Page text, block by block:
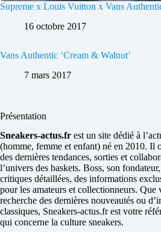
Supreme x Louis Vuitton x Vans
16 octobre 2017
Vans Authentic ‘Cream & Walnut’
7 mars 2017
Présentation
Sneakers-actus.fr est un site dédié à
(homme, femme et enfant) né en 2010. Il
des dernières tendances, sorties et
l’univers des baskets. Boss, son
critiques détaillées, des informations
pour les amateurs et collectionneurs. Que
recherche des dernières nouveautés ou
classiques, Sneakers-actus.fr est votre
qui concerne la culture sneakers.